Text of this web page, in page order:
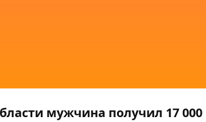
мужчина получил 17